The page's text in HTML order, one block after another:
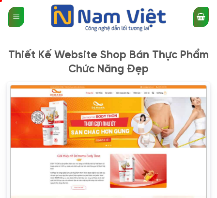
qua
nội
Thiết Kế Website Shop Bán Thực Phẩm
Chức Năng Đẹp